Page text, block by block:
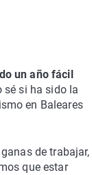
un año fácil
sé si ha sido la
en Baleares
de trabajar,
que estar